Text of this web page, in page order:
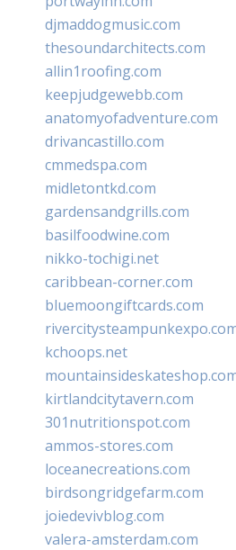
djmaddogmusic.com
thesoundarchitects.com
allin1roofing.com
keepjudgewebb.com
anatomyofadventure.com
drivancastillo.com
cmmedspa.com
midletontkd.com
gardensandgrills.com
basilfoodwine.com
nikko-tochigi.net
caribbean-corner.com
bluemoongiftcards.com
kchoops.net
kirtlandcitytavern.com
301nutritionspot.com
ammos-stores.com
loceanecreations.com
birdsongridgefarm.com
joiedevivblog.com
valera-amsterdam.com